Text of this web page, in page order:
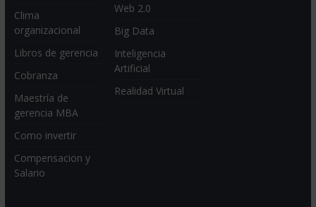
Clima
organizacional
Libros de gerencia
Cobranza
Maestría de
gerencia MBA
Como invertir
Compensacion y
Salario
Web 2.0
Big Data
Inteligencia
Artificial
Realidad Virtual